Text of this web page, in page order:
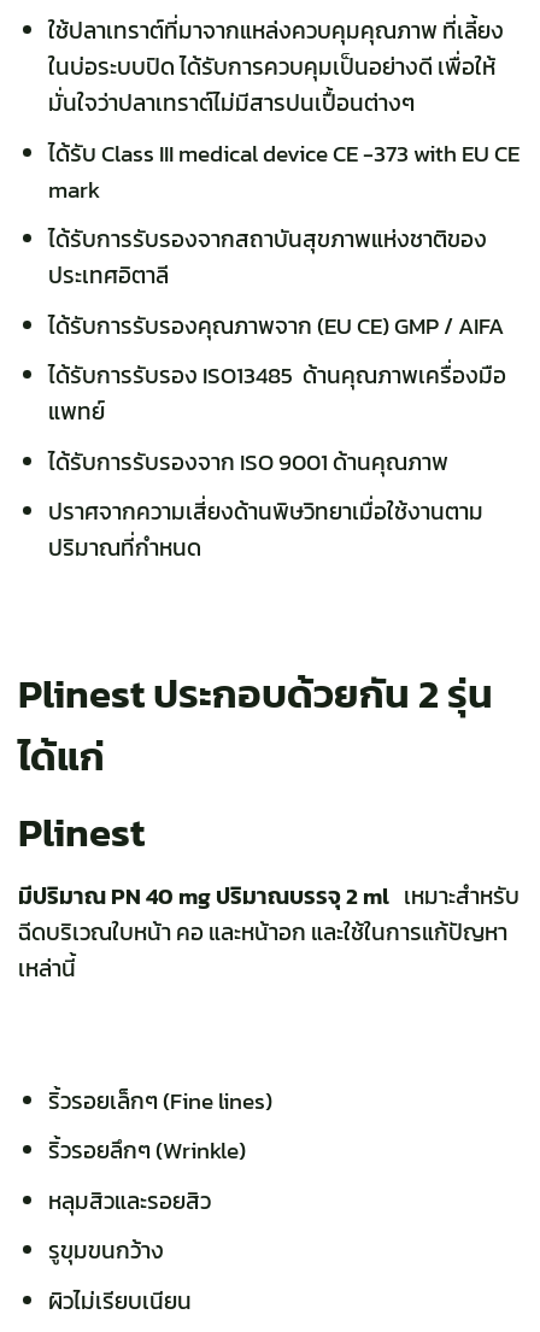
ใช้ปลาเทราต์ที่มาจากแหล่งควบคุมคุณภาพ ที่เลี้ยง
ในบ่อระบบปิด ได้รับการควบคุมเป็นอย่างดี เพื่อให้
มั่นใจว่าปลาเทราต์ไม่มีสารปนเปื้อนต่างๆ
ได้รับ Class III medical device CE -373 with EU CE
mark
ได้รับการรับรองจากสถาบันสุขภาพแห่งชาติของ
ประเทศอิตาลี
ได้รับการรับรองคุณภาพจาก (EU CE) GMP / AIFA
ได้รับการรับรอง ISO13485 ด้านคุณภาพเครื่องมือ
แพทย์
ได้รับการรับรองจาก ISO 9001 ด้านคุณภาพ
ปราศจากความเสี่ยงด้านพิษวิทยาเมื่อใช้งานตาม
ปริมาณที่กำหนด
Plinest ประกอบด้วยกัน 2 รุ่น
ได้แก่
Plinest
มีปริมาณ PN 40 mg ปริมาณบรรจุ 2 ml เหมาะสำหรับ
ฉีดบริเวณใบหน้า คอ และหน้าอก และใช้ในการแก้ปัญหา
เหล่านี้
ริ้วรอยเล็กๆ (Fine lines)
ริ้วรอยลึกๆ (Wrinkle)
หลุมสิวและรอยสิว
รูขุมขนกว้าง
ผิวไม่เรียบเนียน